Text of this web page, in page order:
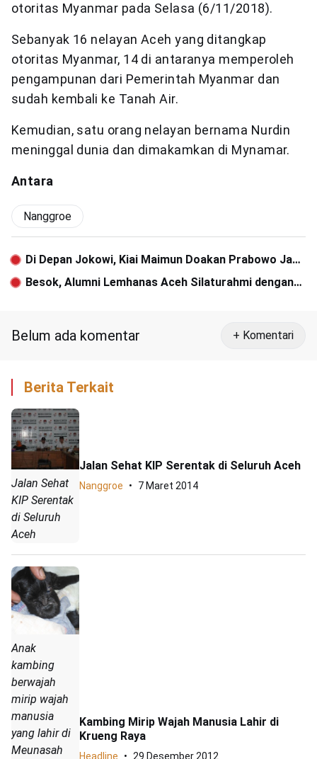
otoritas Myanmar pada Selasa (6/11/2018).
Sebanyak 16 nelayan Aceh yang ditangkap
otoritas Myanmar, 14 di antaranya memperoleh
pengampunan dari Pemerintah Myanmar dan
sudah kembali ke Tanah Air.
Kemudian, satu orang nelayan bernama Nurdin
meninggal dunia dan dimakamkan di Mynamar.
Antara
Nanggroe
Di Depan Jokowi, Kiai Maimun Doakan Prabowo Jadi
Pemimpin
Besok, Alumni Lemhanas Aceh Silaturahmi dengan
Belum ada komentar + Komentari
Berita Terkait
Jalan Sehat
KIP Serentak
di Seluruh
Aceh
Jalan Sehat KIP Serentak di Seluruh Aceh
Nanggroe 7 Maret 2014
Anak
kambing
berwajah
mirip wajah
manusia
yang lahir di
Meunasah
Kambing Mirip Wajah Manusia Lahir di
Krueng Raya
Headline 29 Desember 2012